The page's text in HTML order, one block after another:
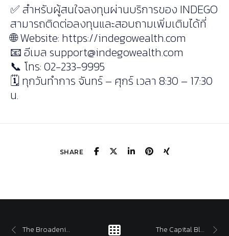
✅ สำหรับผู้สนใจลงทุนผ่านบริการของ INDEGO
สามารถติดต่อลงทุนและสอบถามเพิ่มเติมได้ที่
🌐 Website: https://indegowealth.com
📧 อีเมล support@indegowealth.com
📞 โทร: 02-233-9995
🗓 ทุกวันทำการ จันทร์ – ศุกร์ เวลา 8:30 – 17:30
น.
SHARE
The Broadening Market The Capital Blueprint of the Industrial Renaissance